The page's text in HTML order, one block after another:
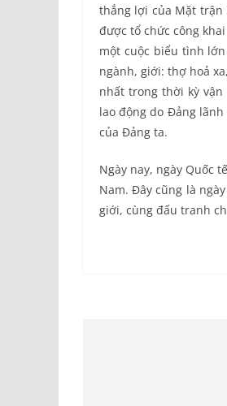
thắng lợi của Mặt trận
được tổ chức công
một cuộc biểu tình
ngành, giới: thợ hoả
nhất trong thời kỳ vận
lao động do Đảng
của Đảng ta.
Ngày nay, ngày Quốc
Nam. Đây cũng là
giới, cùng đấu tranh